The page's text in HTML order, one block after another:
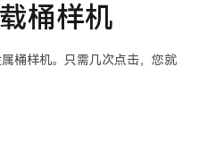
桶样机
桶样机。只需几次点击，您就